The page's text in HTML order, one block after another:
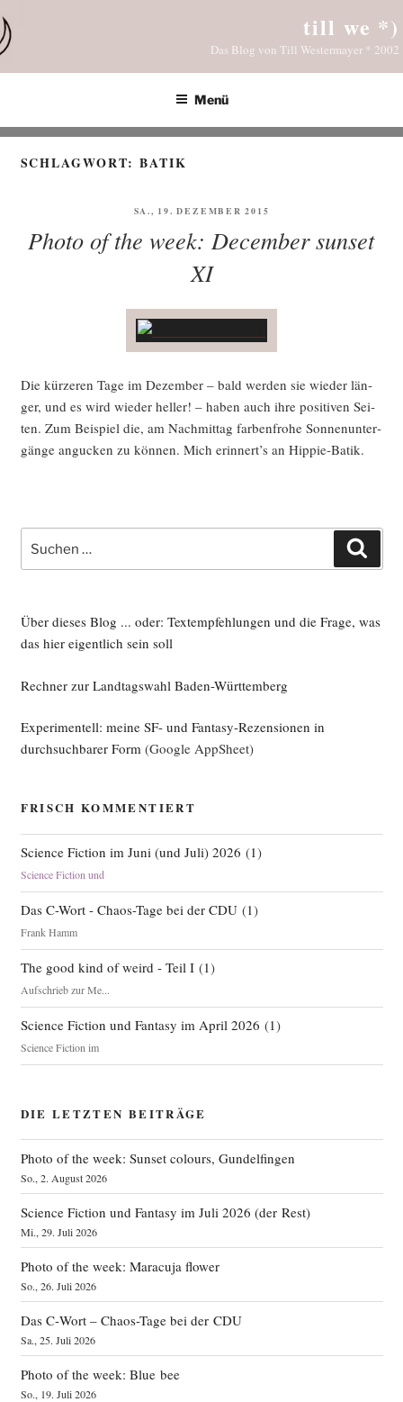
Inhalt
springen
till we *)
Das Blog von Till Westermayer * 2002
Menü
SCHLAGWORT:BATIK
VERÖFFENTLICHT
SA., 19. DEZEMBER 2015
Photo of the week: December sunset
XI
Die kür­ze­ren Tage im Dezem­ber – bald wer­den sie wie­der län­
ger, und es wird wie­der hel­ler! – haben auch ihre posi­ti­ven Sei­
ten. Zum Bei­spiel die, am Nach­mit­tag far­ben­fro­he Son­nen­un­ter­
gän­ge angu­cken zu kön­nen. Mich erinnert’s an Hippie-Batik.
nach:
Über dieses Blog ... oder: Textempfehlungen und die Frage, was
das hier eigentlich sein soll
Rechner zur Landtagswahl Baden-Württemberg
Experimentell: meine SF- und Fantasy-Rezensionen in
durchsuchbarer Form(Google AppSheet)
FRISCH KOMMENTIERT
Science Fiction im Juni (und Juli) 2026 (1)
Science Fiction und
Das C-Wort - Chaos-Tage bei der CDU(1)
Frank Hamm
The good kind of weird - Teil I(1)
Aufschrieb zur Me...
Science Fiction und Fantasy im April 2026 (1)
Science Fiction im
DIE LETZTEN BEITRÄGE
Photo of the week: Sunset colours, Gundelfingen
So., 2. August 2026
Science Fiction und Fantasy im Juli 2026 (der Rest)
Mi., 29. Juli 2026
Photo of the week: Maracuja flower
So., 26. Juli 2026
Das C‑Wort – Chaos-Tage bei der CDU
Sa., 25. Juli 2026
Photo of the week: Blue bee
So., 19. Juli 2026